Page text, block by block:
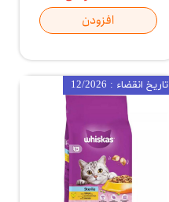
افزودن
تاریخ انقضاء : 12/2026